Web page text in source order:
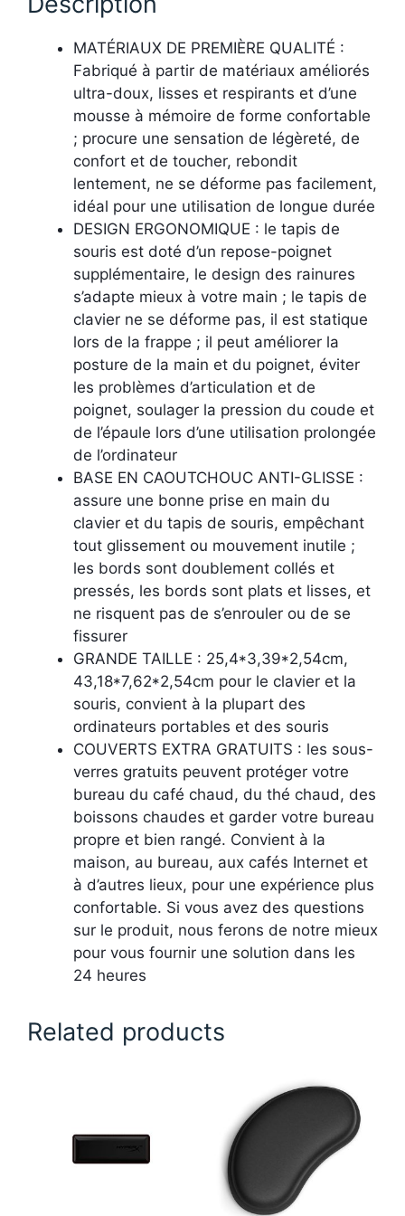
MATÉRIAUX DE PREMIÈRE QUALITÉ :
Fabriqué à partir de matériaux améliorés
ultra-doux, lisses et respirants et d’une
mousse à mémoire de forme confortable
; procure une sensation de légèreté, de
confort et de toucher, rebondit
lentement, ne se déforme pas facilement,
idéal pour une utilisation de longue durée
DESIGN ERGONOMIQUE : le tapis de
souris est doté d’un repose-poignet
supplémentaire, le design des rainures
s’adapte mieux à votre main ; le tapis de
clavier ne se déforme pas, il est statique
lors de la frappe ; il peut améliorer la
posture de la main et du poignet, éviter
les problèmes d’articulation et de
poignet, soulager la pression du coude et
de l’épaule lors d’une utilisation prolongée
de l’ordinateur
BASE EN CAOUTCHOUC ANTI-GLISSE :
assure une bonne prise en main du
clavier et du tapis de souris, empêchant
tout glissement ou mouvement inutile ;
les bords sont doublement collés et
pressés, les bords sont plats et lisses, et
ne risquent pas de s’enrouler ou de se
fissurer
GRANDE TAILLE : 25,4*3,39*2,54cm,
43,18*7,62*2,54cm pour le clavier et la
souris, convient à la plupart des
ordinateurs portables et des souris
COUVERTS EXTRA GRATUITS : les sous-
verres gratuits peuvent protéger votre
bureau du café chaud, du thé chaud, des
boissons chaudes et garder votre bureau
propre et bien rangé. Convient à la
maison, au bureau, aux cafés Internet et
à d’autres lieux, pour une expérience plus
confortable. Si vous avez des questions
sur le produit, nous ferons de notre mieux
pour vous fournir une solution dans les
24 heures
Related products